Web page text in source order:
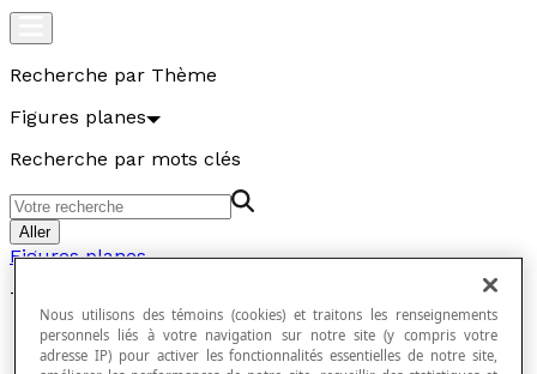
Recherche par Thème
Figures planes
Recherche par mots clés
Aller
Figures planes
Trapèze rectangle
Nous utilisons des témoins (cookies) et traitons les renseignements
personnels liés à votre navigation sur notre site (y compris votre
adresse IP) pour activer les fonctionnalités essentielles de notre site,